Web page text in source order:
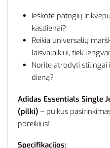
Ieškote patogių ir
kasdienai?
Reikia universalių
laisvalaikiui, tiek
Norite atrodyti stilingai
dieną?
Adidas Essentials Single
(pilki) – puikus
poreikius!
Specifikacijos: